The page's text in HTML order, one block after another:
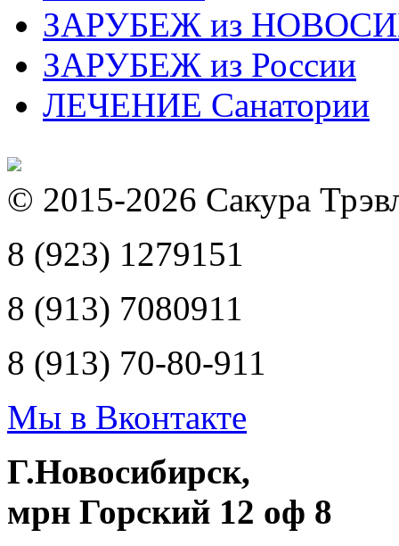
ЗАРУБЕЖ из
ЗАРУБЕЖ из России
ЛЕЧЕНИЕ Санатории
© 2015-2026 Сакура
8 (923) 1279151
8 (913) 7080911
8 (913) 70-80-911
Мы в Вконтакте
Г.Новосибирск,
мрн Горский 12 оф 8